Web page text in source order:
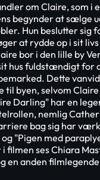
om Claire, som i
begynder at sælge
Hun beslutter sig
at rydde op i sit
bor i den lille by
hus fuldstændigt for
Dette
til byen, selvom
Darling" har en
nemlig
bag sig har
"Pigen med
filmen ses Chiara
en anden